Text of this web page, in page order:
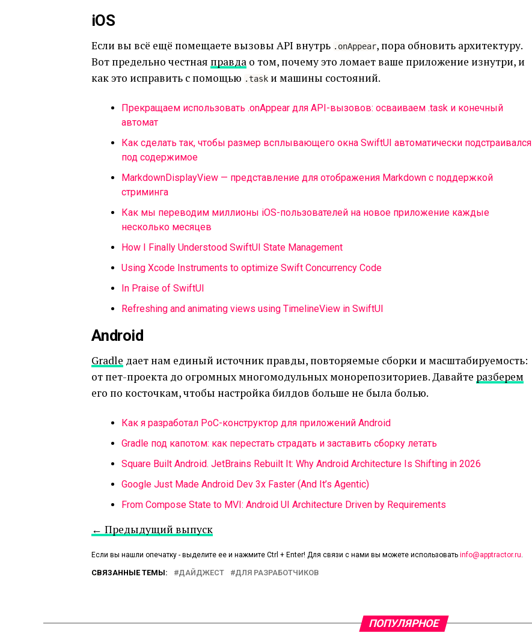
iOS
Если вы всё ещё помещаете вызовы API внутрь .onAppear, пора обновить архитектуру.
Вот предельно честная правда о том, почему это ломает ваше приложение изнутри, и
как это исправить с помощью .task и машины состояний.
Прекращаем использовать .onAppear для API-вызовов: осваиваем .task и конечный
автомат
Как сделать так, чтобы размер всплывающего окна SwiftUI автоматически подстраивался
под содержимое
MarkdownDisplayView — представление для отображения Markdown с поддержкой
стриминга
Как мы переводим миллионы iOS-пользователей на новое приложение каждые
несколько месяцев
How I Finally Understood SwiftUI State Management
Using Xcode Instruments to optimize Swift Concurrency Code
In Praise of SwiftUI
Refreshing and animating views using TimelineView in SwiftUI
Android
Gradle дает нам единый источник правды, повторяемые сборки и масштабируемость:
от пет-проекта до огромных многомодульных монорепозиториев. Давайте разберем
его по косточкам, чтобы настройка билдов больше не была болью.
Как я разработал PoC-конструктор для приложений Android
Gradle под капотом: как перестать страдать и заставить сборку летать
Square Built Android. JetBrains Rebuilt It: Why Android Architecture Is Shifting in 2026
Google Just Made Android Dev 3x Faster (And It’s Agentic)
From Compose State to MVI: Android UI Architecture Driven by Requirements
← Предыдущий выпуск
Если вы нашли опечатку - выделите ее и нажмите Ctrl + Enter! Для связи с нами вы можете использовать info@apptractor.ru
СВЯЗАННЫЕ ТЕМЫ: ДАЙДЖЕСТ ДЛЯ РАЗРАБОТЧИКОВ
ПОПУЛЯРНОЕ